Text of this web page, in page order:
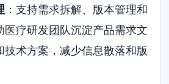
：支持需求拆解、版本管理和
医疗研发团队沉淀产品需求文
技术方案，减少信息散落和版